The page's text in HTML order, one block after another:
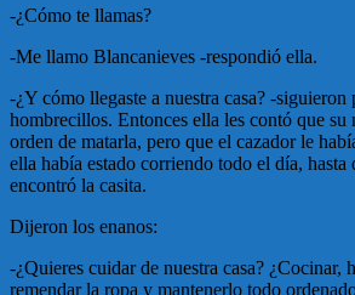
-¿Cómo te llamas?
-Me llamo Blancanieves -respondió ella.
-¿Y cómo llegaste a nuestra casa? -siguieron
hombrecillos. Entonces ella les contó que su
orden de matarla, pero que el cazador le
ella había estado corriendo todo el día, hasta
encontró la casita.
Dijeron los enanos:
-¿Quieres cuidar de nuestra casa? ¿Cocinar,
remendar la ropa y mantenerlo todo